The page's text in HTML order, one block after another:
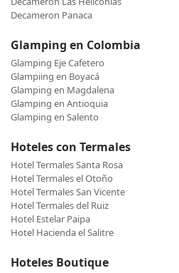
Decameron Panaca
Glamping en Colombia
Glamping Eje Cafetero
Glampiing en Boyacá
Glamping en Magdalena
Glamping en Antioquia
Glamping en Salento
Hoteles con Termales
Hotel Termales Santa Rosa
Hotel Termales el Otoño
Hotel Termales San Vicente
Hotel Termales del Ruiz
Hotel Estelar Paipa
Hotel Hacienda el Salitre
Hoteles Boutique